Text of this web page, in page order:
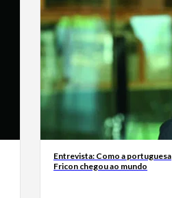
Entrevista: Como a portuguesa
Fricon chegou ao mundo